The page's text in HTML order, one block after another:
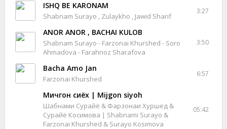
ISHQ BE KARONAM
Shabnam Surayo , Zulaykho , Jawid Sharif
3:27
ANOR ANOR , BACHAI KULOB
Shabnam Surayo - Farzonai Khurshed - Soro
Ahmadova - Farahnoz Sharafova
3:50
Bacha Amo Jan
Farzonai Khurshed
6:57
Мичгон сиёх | Mijgon siyoh
Шабнами Сурайё & Фарзонаи Хуршед &
Сурайё Косимова | Shabnami Surayo &
Farzonai Khurshed & Surayo Kosimova
05:42